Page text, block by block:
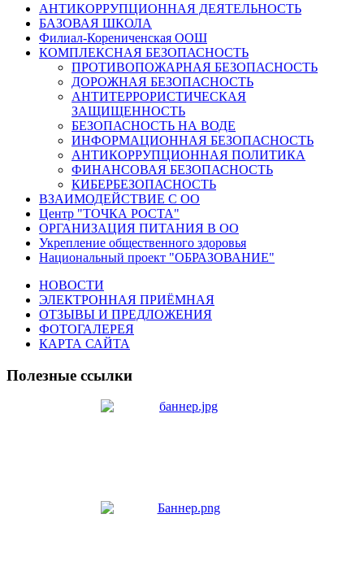
АНТИКОРРУПЦИОННАЯ ДЕЯТЕЛЬНОСТЬ
БАЗОВАЯ ШКОЛА
Филиал-Корениченская ООШ
КОМПЛЕКСНАЯ БЕЗОПАСНОСТЬ
ПРОТИВОПОЖАРНАЯ БЕЗОПАСНОСТЬ
ДОРОЖНАЯ БЕЗОПАСНОСТЬ
АНТИТЕРРОРИСТИЧЕСКАЯ
ЗАЩИЩЕННОСТЬ
БЕЗОПАСНОСТЬ НА ВОДЕ
ИНФОРМАЦИОННАЯ БЕЗОПАСНОСТЬ
АНТИКОРРУПЦИОННАЯ ПОЛИТИКА
ФИНАНСОВАЯ БЕЗОПАСНОСТЬ
КИБЕРБЕЗОПАСНОСТЬ
ВЗАИМОДЕЙСТВИЕ С ОО
Центр "ТОЧКА РОСТА"
ОРГАНИЗАЦИЯ ПИТАНИЯ В ОО
Укрепление общественного здоровья
Национальный проект "ОБРАЗОВАНИЕ"
НОВОСТИ
ЭЛЕКТРОННАЯ ПРИЁМНАЯ
ОТЗЫВЫ И ПРЕДЛОЖЕНИЯ
ФОТОГАЛЕРЕЯ
КАРТА САЙТА
Полезные ссылки